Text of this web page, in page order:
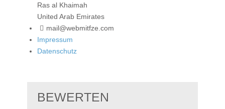
Ras al Khaimah
United Arab Emirates
mail@webmitfze.com
Impressum
Datenschutz
BEWERTEN